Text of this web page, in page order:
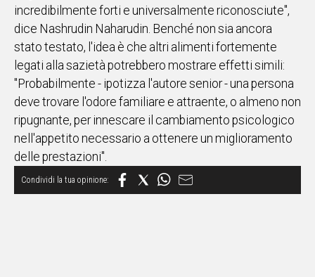
incredibilmente forti e universalmente riconosciute",
dice Nashrudin Naharudin. Benché non sia ancora
stato testato, l'idea è che altri alimenti fortemente
legati alla sazietà potrebbero mostrare effetti simili:
"Probabilmente - ipotizza l'autore senior - una persona
deve trovare l'odore familiare e attraente, o almeno non
ripugnante, per innescare il cambiamento psicologico
nell'appetito necessario a ottenere un miglioramento
delle prestazioni".